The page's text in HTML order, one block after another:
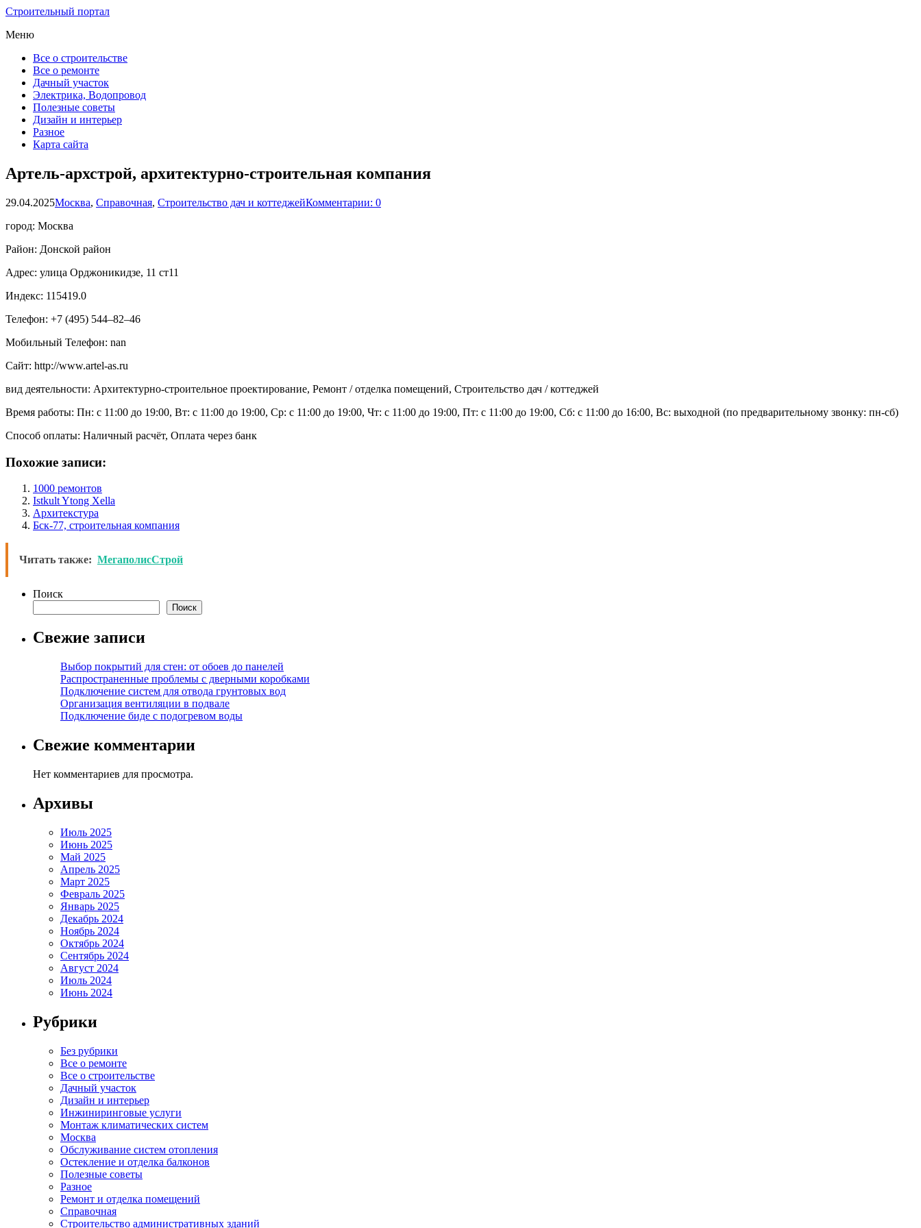
Строительный портал
Меню
Все о строительстве
Все о ремонте
Дачный участок
Электрика, Водопровод
Полезные советы
Дизайн и интерьер
Разное
Карта сайта
Артель-архстрой, архитектурно-строительная компания
29.04.2025Москва, Справочная, Строительство дач и коттеджейКомментарии: 0
город: Москва
Район: Донской район
Адрес: улица Орджоникидзе, 11 ст11
Индекс: 115419.0
Телефон: +7 (495) 544‒82‒46
Мобильный Телефон: nan
Сайт: http://www.artel-as.ru
вид деятельности: Архитектурно-строительное проектирование, Ремонт / отделка помещений, Строительство дач / коттеджей
Время работы: Пн: с 11:00 до 19:00, Вт: с 11:00 до 19:00, Ср: с 11:00 до 19:00, Чт: с 11:00 до 19:00, Пт: с 11:00 до 19:00, Сб: с 11:00 до 16:00, Вс: выходной (по предварительному звонку: пн-сб)
Способ оплаты: Наличный расчёт, Оплата через банк
Похожие записи:
1000 ремонтов
Istkult Ytong Xella
Архитекстура
Бск-77, строительная компания
Читать также: МегаполисСтрой
Поиск
Поиск
Свежие записи
Выбор покрытий для стен: от обоев до панелей
Распространенные проблемы с дверными коробками
Подключение систем для отвода грунтовых вод
Организация вентиляции в подвале
Подключение биде с подогревом воды
Свежие комментарии
Нет комментариев для просмотра.
Архивы
Июль 2025
Июнь 2025
Май 2025
Апрель 2025
Март 2025
Февраль 2025
Январь 2025
Декабрь 2024
Ноябрь 2024
Октябрь 2024
Сентябрь 2024
Август 2024
Июль 2024
Июнь 2024
Рубрики
Без рубрики
Все о ремонте
Все о строительстве
Дачный участок
Дизайн и интерьер
Инжиниринговые услуги
Монтаж климатических систем
Москва
Обслуживание систем отопления
Остекление и отделка балконов
Полезные советы
Разное
Ремонт и отделка помещений
Справочная
Строительство административных зданий